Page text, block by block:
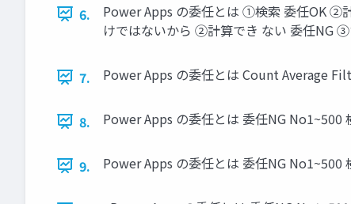
6.
Power Apps の委任とは ①検索 委任OK ②
けではないから ②計算でき ない 委任NG
7. Power Apps の委任とは Count Average
8. Power Apps の委任とは 委任NG No1~500
9. Power Apps の委任とは 委任NG No1~500